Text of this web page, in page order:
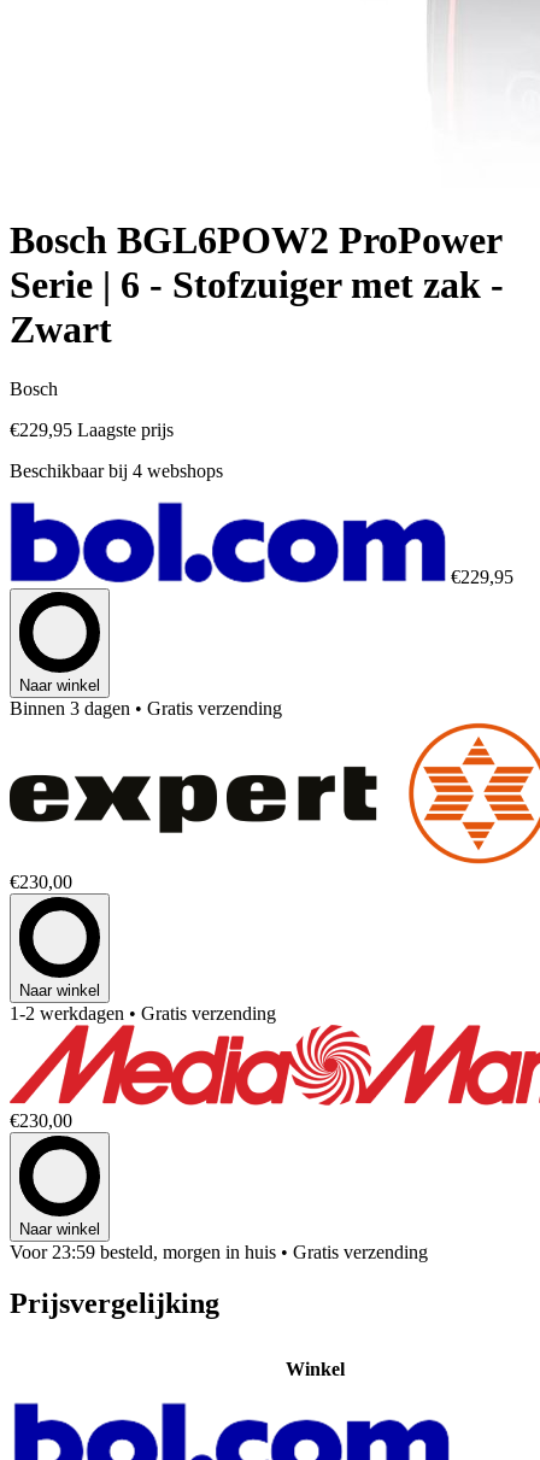
Bosch BGL6POW2 ProPower
Serie | 6 - Stofzuiger met zak -
Zwart
Bosch
€229,95 Laagste prijs
Beschikbaar bij 4 webshops
€229,95
Naar winkel
Binnen 3 dagen • Gratis verzending
€230,00
Naar winkel
1-2 werkdagen • Gratis verzending
€230,00
Naar winkel
Voor 23:59 besteld, morgen in huis • Gratis verzending
Prijsvergelijking
Winkel